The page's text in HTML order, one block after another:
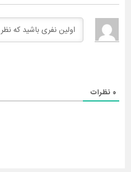
0 نظرات